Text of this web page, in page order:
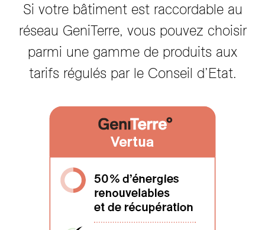
Si votre bâtiment est raccordable au
réseau GeniTerre, vous pouvez choisir
parmi une gamme de produits aux
tarifs régulés par le Conseil d’Etat.